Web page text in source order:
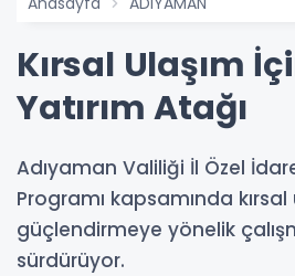
Kırsal Ulaşım
Yatırım Atağı
Adıyaman Valiliği İl Özel
Programı kapsamında kırsal
güçlendirmeye yönelik
sürdürüyor.